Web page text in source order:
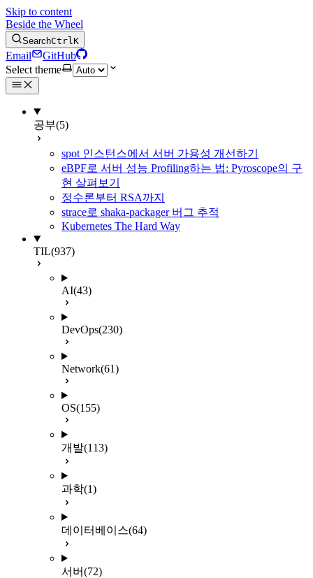
Skip to content
Beside the Wheel
SearchCtrlK
Email
GitHub
Select theme
공부(5)
spot 인스턴스에서 서버 가용성 개선하기
eBPF로 서버 성능 Profiling하는 법: Pyroscope의 구
현 살펴보기
정수론부터 RSA까지
strace로 shaka-packager 버그 추적
Kubernetes The Hard Way
TIL(937)
AI(43)
DevOps(230)
Network(61)
OS(155)
개발(113)
과학(1)
데이터베이스(64)
서버(72)